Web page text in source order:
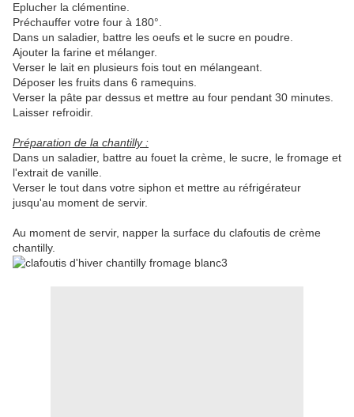
Eplucher la clémentine.
Préchauffer votre four à 180°.
Dans un saladier, battre les oeufs et le sucre en poudre.
Ajouter la farine et mélanger.
Verser le lait en plusieurs fois tout en mélangeant.
Déposer les fruits dans 6 ramequins.
Verser la pâte par dessus et mettre au four pendant 30 minutes.
Laisser refroidir.
Préparation de la chantilly :
Dans un saladier, battre au fouet la crème, le sucre, le fromage et
l'extrait de vanille.
Verser le tout dans votre siphon et mettre au réfrigérateur
jusqu'au moment de servir.
Au moment de servir, napper la surface du clafoutis de crème
chantilly.